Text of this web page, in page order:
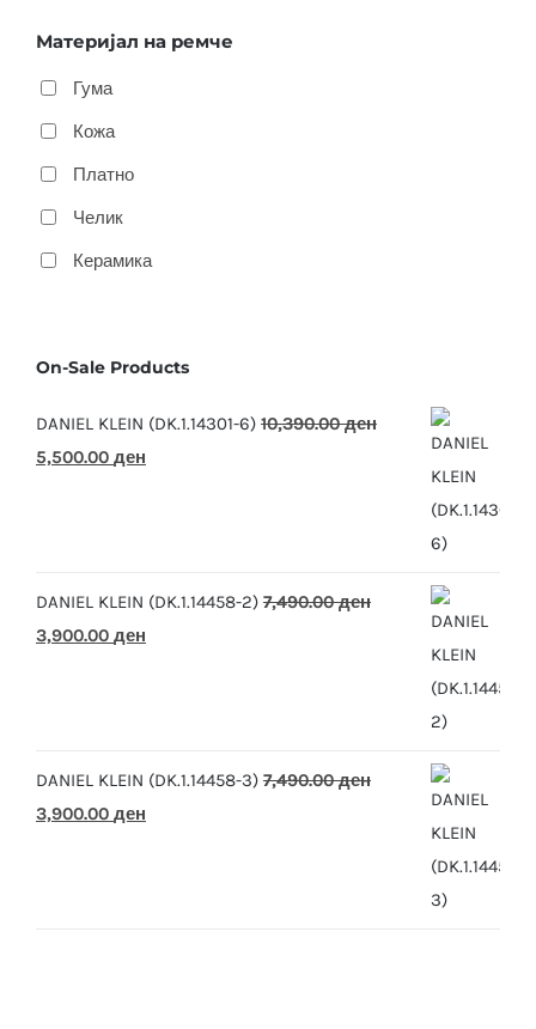
Материјал на ремче
Гума
Кожа
Платно
Челик
Керамика
On-Sale Products
DANIEL KLEIN (DK.1.14301-6) 10,390.00ден
Original
5,500.00 ден
DANIEL KLEIN (DK.1.14458-2) 7,490.00ден
Original
3,900.00 ден
DANIEL KLEIN (DK.1.14458-3) 7,490.00ден
Original
3,900.00 ден